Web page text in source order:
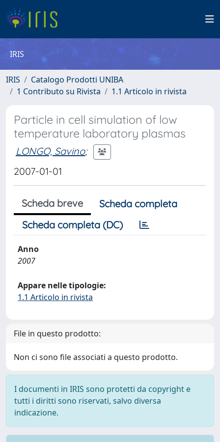
IRIS
IRIS
Catalogo Prodotti UNIBA
1 Contributo su Rivista
1.1 Articolo in rivista
Particle in cell simulation of low
temperature laboratory plasmas
LONGO, Savino;
2007-01-01
Scheda breve
Scheda completa
Scheda completa (DC)
Anno
2007
Appare nelle tipologie:
1.1 Articolo in rivista
File in questo prodotto:
Non ci sono file associati a questo prodotto.
I documenti in IRIS sono protetti da copyright e
tutti i diritti sono riservati, salvo diversa
indicazione.